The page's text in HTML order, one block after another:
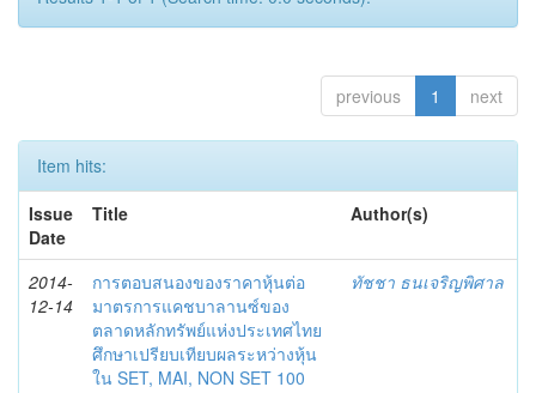
previous 1 next
Item hits:
Issue
Date
Title Author(s)
2014-
12-14
การตอบสนองของราคาหุ้นต่อ
มาตรการแคชบาลานซ์ของ
ตลาดหลักทรัพย์แห่งประเทศไทย
ศึกษาเปรียบเทียบผลระหว่างหุ้น
ใน SET, MAI, NON SET 100
ทัชชา ธนเจริญพิศาล